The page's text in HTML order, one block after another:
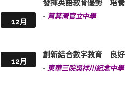
12月
發揮英語教育優勢 培
- 筲箕灣官立中學
12月
創新結合數字教育 良
- 東華三院吳祥川紀念中學